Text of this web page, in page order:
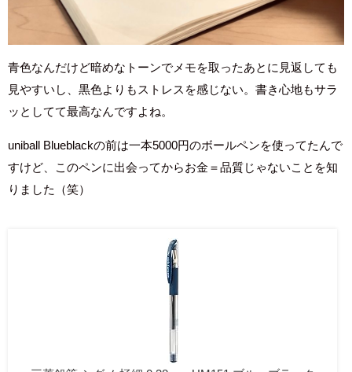
青色なんだけど暗めなトーンでメモを取ったあとに見返しても
見やすいし、黒色よりもストレスを感じない。書き心地もサラ
ッとしてて最高なんですよね。
uniball Blueblackの前は一本5000円のボールペンを使ってたんで
すけど、このペンに出会ってからお金＝品質じゃないことを知
りました（笑）